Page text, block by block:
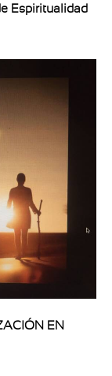
Espiritualidad
EN